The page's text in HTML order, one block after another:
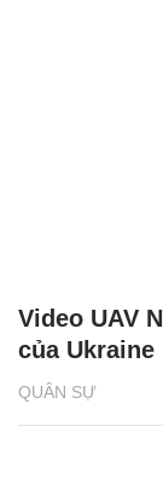
QUÂN SỰ
Video UAV
của Ukraine